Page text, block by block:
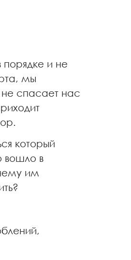
порядке и не
мы
спасает нас
который
вошло в
им